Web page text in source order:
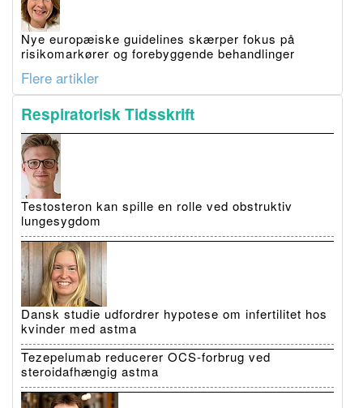
Nye europæiske guidelines skærper fokus på
risikomarkører og forebyggende behandlinger
Flere artikler
Respiratorisk Tidsskrift
Testosteron kan spille en rolle ved obstruktiv
lungesygdom
Dansk studie udfordrer hypotese om infertilitet hos
kvinder med astma
Tezepelumab reducerer OCS-forbrug ved
steroidafhængig astma